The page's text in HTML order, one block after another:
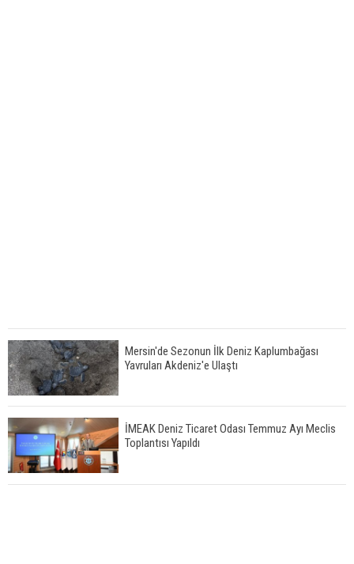
Mersin'de Sezonun İlk Deniz Kaplumbağası
Yavruları Akdeniz'e Ulaştı
İMEAK Deniz Ticaret Odası Temmuz Ayı Meclis
Toplantısı Yapıldı